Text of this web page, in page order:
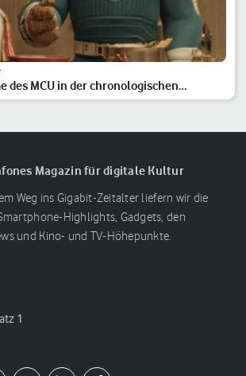
des MCU in der chronologischen
Magazin für digitale Kultur
Weg ins Gigabit-Zeitalter liefern wir die
Highlights, Gadgets, den
und Kino- und TV-Höhepunkte.
1